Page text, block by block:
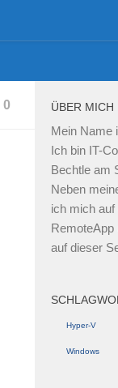
0 ÜBER MICH
Mein Name
Ich bin IT-
Bechtle am
Neben
ich mich auf
RemoteApp
auf dieser
Hyper-V
Windows